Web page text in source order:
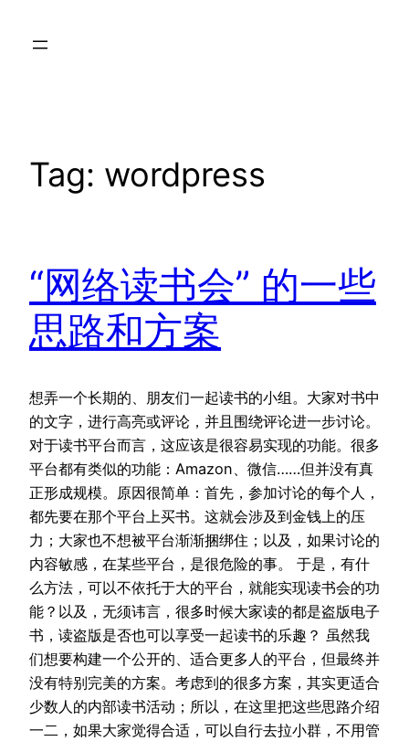
Tag: wordpress
“网络读书会” 的一些
思路和方案
想弄一个长期的、朋友们一起读书的小组。大家对书中
的文字，进行高亮或评论，并且围绕评论进一步讨论。
对于读书平台而言，这应该是很容易实现的功能。很多
平台都有类似的功能：Amazon、微信……但并没有真
正形成规模。原因很简单：首先，参加讨论的每个人，
都先要在那个平台上买书。这就会涉及到金钱上的压
力；大家也不想被平台渐渐捆绑住；以及，如果讨论的
内容敏感，在某些平台，是很危险的事。 于是，有什
么方法，可以不依托于大的平台，就能实现读书会的功
能？以及，无须讳言，很多时候大家读的都是盗版电子
书，读盗版是否也可以享受一起读书的乐趣？ 虽然我
们想要构建一个公开的、适合更多人的平台，但最终并
没有特别完美的方案。考虑到的很多方案，其实更适合
少数人的内部读书活动；所以，在这里把这些思路介绍
一二，如果大家觉得合适，可以自行去拉小群，不用管